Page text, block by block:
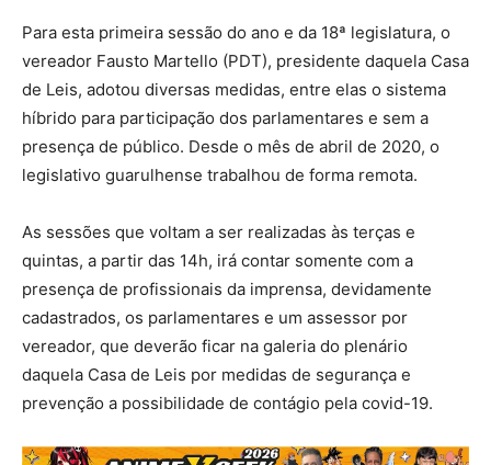
Para esta primeira sessão do ano e da 18ª legislatura, o
vereador Fausto Martello (PDT), presidente daquela Casa
de Leis, adotou diversas medidas, entre elas o sistema
híbrido para participação dos parlamentares e sem a
presença de público. Desde o mês de abril de 2020, o
legislativo guarulhense trabalhou de forma remota.
As sessões que voltam a ser realizadas às terças e
quintas, a partir das 14h, irá contar somente com a
presença de profissionais da imprensa, devidamente
cadastrados, os parlamentares e um assessor por
vereador, que deverão ficar na galeria do plenário
daquela Casa de Leis por medidas de segurança e
prevenção a possibilidade de contágio pela covid-19.